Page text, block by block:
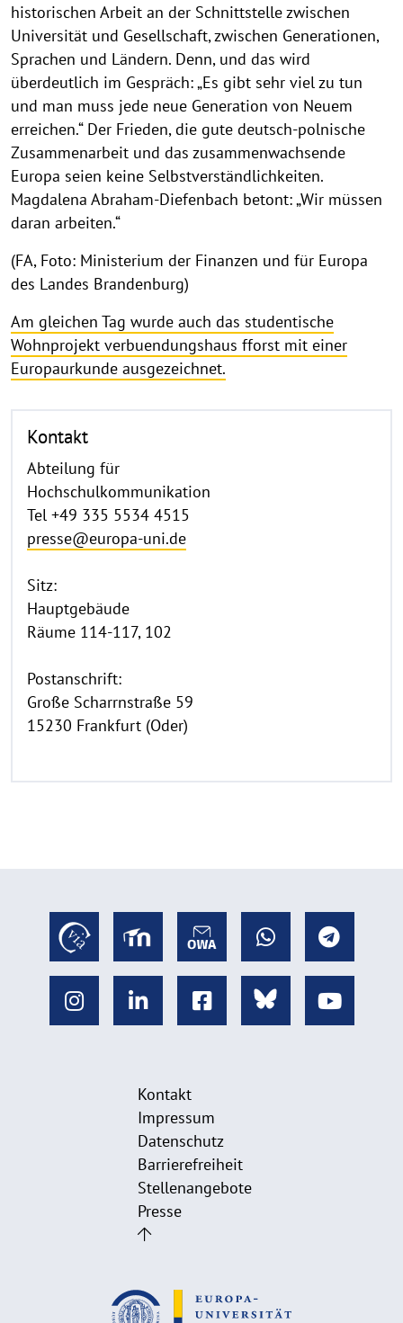
historischen Arbeit an der Schnittstelle zwischen
Universität und Gesellschaft, zwischen Generationen,
Sprachen und Ländern. Denn, und das wird
überdeutlich im Gespräch: „Es gibt sehr viel zu tun
und man muss jede neue Generation von Neuem
erreichen.“ Der Frieden, die gute deutsch-polnische
Zusammenarbeit und das zusammenwachsende
Europa seien keine Selbstverständlichkeiten.
Magdalena Abraham-Diefenbach betont: „Wir müssen
daran arbeiten.“
(FA, Foto: Ministerium der Finanzen und für Europa
des Landes Brandenburg)
Am gleichen Tag wurde auch das studentische
Wohnprojekt verbuendungshaus fforst mit einer
Europaurkunde ausgezeichnet.
Kontakt
Abteilung für
Hochschulkommunikation
Tel +49 335 5534 4515
presse@europa-uni.de
Sitz:
Hauptgebäude
Räume 114-117, 102
Postanschrift:
Große Scharrnstraße 59
15230 Frankfurt (Oder)
Kontakt
Impressum
Datenschutz
Barrierefreiheit
Stellenangebote
Presse